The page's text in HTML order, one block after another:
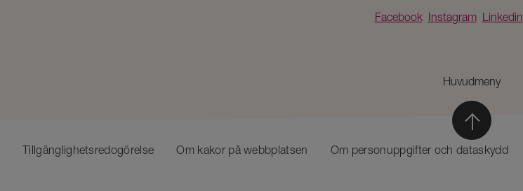
Facebook Instagram Linkedin
Huvudmeny
Tillgänglighetsredogörelse Om kakor på webbplatsen Om personuppgifter och dataskydd